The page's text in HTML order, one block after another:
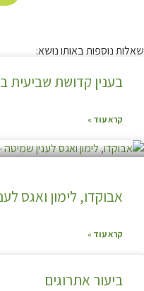
שאלות נוספות באותו נושא:
בענין קדושת שביעית
קרא עוד »
אבוקדו, לימון ואגס
קרא עוד »
ביעור אתרוגים